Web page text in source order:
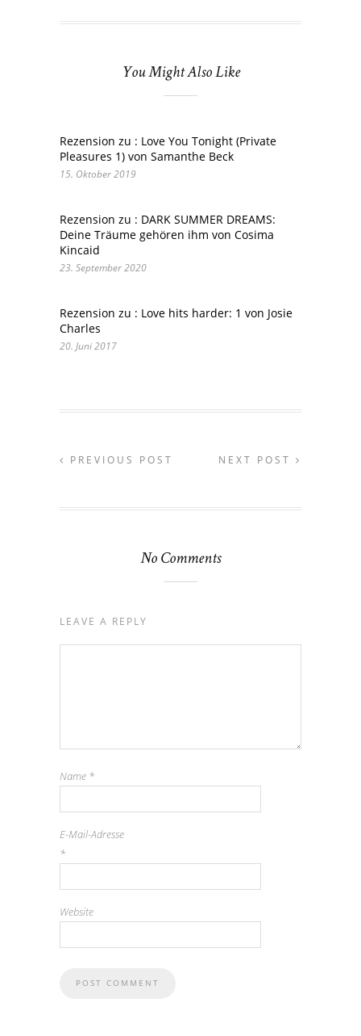
You Might Also Like
Rezension zu : Love You Tonight (Private
Pleasures 1) von Samanthe Beck
15. Oktober 2019
Rezension zu : DARK SUMMER DREAMS:
Deine Träume gehören ihm von Cosima
Kincaid
23. September 2020
Rezension zu : Love hits harder: 1 von Josie
Charles
20. Juni 2017
PREVIOUS POST NEXT POST
No Comments
LEAVE A REPLY
Name *
E-Mail-Adresse
*
Website